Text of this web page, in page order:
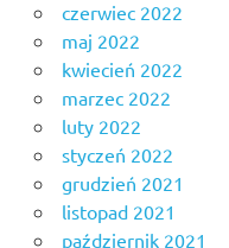
czerwiec 2022
maj 2022
kwiecień 2022
marzec 2022
luty 2022
styczeń 2022
grudzień 2021
listopad 2021
październik 2021